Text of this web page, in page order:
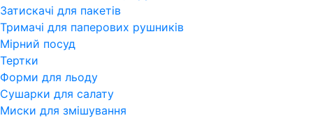
Затискачі для пакетів
Тримачі для паперових рушників
Мірний посуд
Тертки
Форми для льоду
Сушарки для салату
Миски для змішування